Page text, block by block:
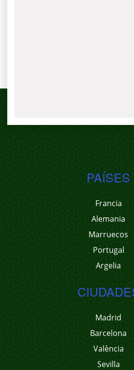
PAÍSES
Francia
Alemania
Marruecos
Portugal
Argelia
Madrid
Barcelona
València
Sevilla